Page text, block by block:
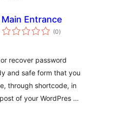
Main Entrance
(0전
체)
recover password
and safe form that you
through shortcode, in
of your WordPres …